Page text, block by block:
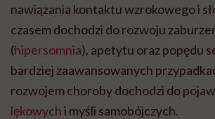
nawiązania kontaktu wzrokowego i
czasem dochodzi do rozwoju
(hipersomnia), apetytu oraz popędu
bardziej zaawansowanych
rozwojem choroby dochodzi do
lękowychi myśli samobójczych.